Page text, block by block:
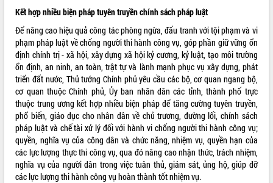
ALBUM ẢNH
LIÊN KẾT WEB
Kết hợp nhiều biện pháp tuyên truyền chính sách pháp luật
Để nâng cao hiệu quả công tác phòng ngừa, đấu tranh với tội phạm và vi
phạm pháp luật về chống người thi hành công vụ, góp phần giữ vững ổn
định chính trị - xã hội, xây dựng xã hội kỷ cương, kỷ luật, tạo môi trường
ổn định, an ninh, an toàn, trật tự và lành mạnh phục vụ xây dựng, phát
triển đất nước, Thủ tướng Chính phủ yêu cầu các bộ, cơ quan ngang bộ,
cơ quan thuộc Chính phủ, Ủy ban nhân dân các tỉnh, thành phố trực
thuộc trung ương kết hợp nhiều biện pháp để tăng cường tuyên truyền,
phổ biến, giáo dục cho nhân dân về chủ trương, đường lối, chính sách
pháp luật và chế tài xử lý đối với hành vi chống người thi hành công vụ;
quyền, nghĩa vụ của công dân và chức năng, nhiệm vụ, quyền hạn của
các lực lượng thực thi công vụ, qua đó nâng cao nhận thức, trách nhiệm,
nghĩa vụ của người dân trong việc tuân thủ, giám sát, ủng hộ, giúp đỡ
các lực lượng thi hành công vụ hoàn thành tốt nhiệm vụ.